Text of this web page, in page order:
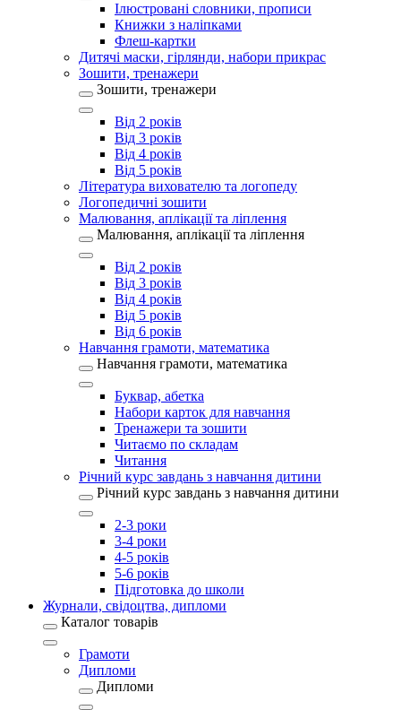
Ілюстровані словники, прописи
Книжки з наліпками
Флеш-картки
Дитячі маски, гірлянди, набори прикрас
Зошити, тренажери
Зошити, тренажери
Від 2 років
Від 3 років
Від 4 років
Від 5 років
Література вихователю та логопеду
Логопедичні зошити
Малювання, аплікації та ліплення
Малювання, аплікації та ліплення
Від 2 років
Від 3 років
Від 4 років
Від 5 років
Від 6 років
Навчання грамоти, математика
Навчання грамоти, математика
Буквар, абетка
Набори карток для навчання
Тренажери та зошити
Читаємо по складам
Читання
Річний курс завдань з навчання дитини
Річний курс завдань з навчання дитини
2-3 роки
3-4 роки
4-5 років
5-6 років
Підготовка до школи
Журнали, свідоцтва, дипломи
Каталог товарів
Грамоти
Дипломи
Дипломи